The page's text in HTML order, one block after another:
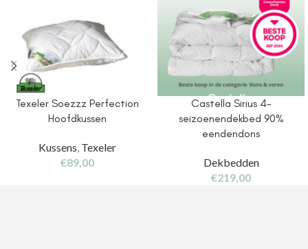
Texeler Soezzz Perfection
Hoofdkussen
Kussens Texeler
€89,00
Castella Sirius 4-
seizoenendekbed 90%
eendendons
Dekbedden
€219,00